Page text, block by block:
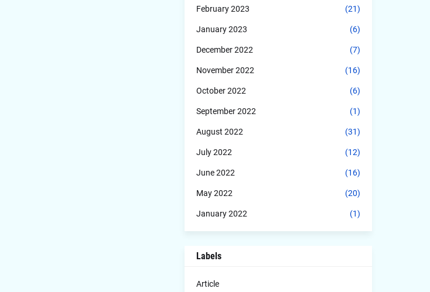
February 2023 (21)
January 2023 (6)
December 2022 (7)
November 2022 (16)
October 2022 (6)
September 2022 (1)
August 2022 (31)
July 2022 (12)
June 2022 (16)
May 2022 (20)
January 2022 (1)
Labels
Article